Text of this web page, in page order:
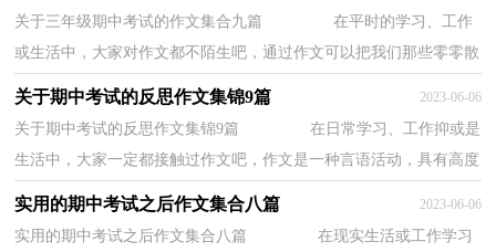
关于三年级期中考试的作文集合九篇 在平时的学习、工作
或生活中，大家对作文都不陌生吧，通过作文可以把我们那些零零散
关于期中考试的反思作文集锦9篇 2023-06-06
关于期中考试的反思作文集锦9篇 在日常学习、工作抑或是
生活中，大家一定都接触过作文吧，作文是一种言语活动，具有高度
的综合性和创造性。相信许多人会觉得作文...
实用的期中考试之后作文集合八篇 2023-06-06
实用的期中考试之后作文集合八篇 在现实生活或工作学习